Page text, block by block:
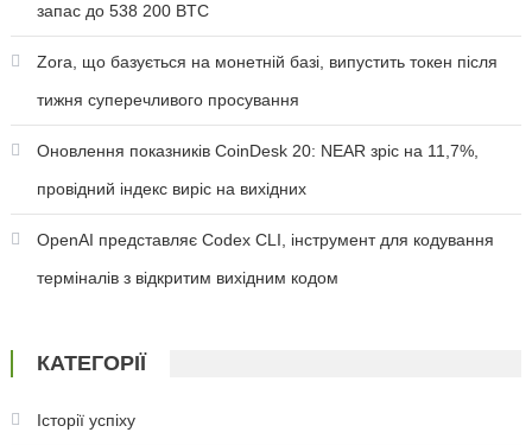
запас до 538 200 BTC
Zora, що базується на монетній базі, випустить токен після
тижня суперечливого просування
Оновлення показників CoinDesk 20: NEAR зріс на 11,7%,
провідний індекс виріс на вихідних
OpenAI представляє Codex CLI, інструмент для кодування
терміналів з відкритим вихідним кодом
КАТЕГОРІЇ
Історії успіху